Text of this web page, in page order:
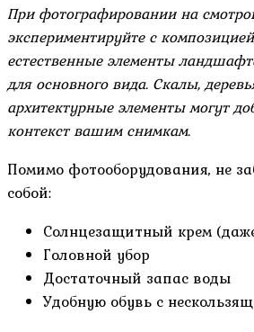
При фотографировании на
экспериментируйте с
естественные элементы
для основного вида. Скалы,
архитектурные элементы могут
контекст вашим снимкам.
Помимо фотооборудования, не
собой:
Солнцезащитный крем
Головной убор
Достаточный запас воды
Удобную обувь с